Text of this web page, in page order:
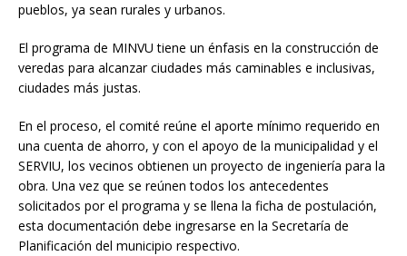
pueblos, ya sean rurales y urbanos.
El programa de MINVU tiene un énfasis en la construcción de
veredas para alcanzar ciudades más caminables e inclusivas,
ciudades más justas.
En el proceso, el comité reúne el aporte mínimo requerido en
una cuenta de ahorro, y con el apoyo de la municipalidad y el
SERVIU, los vecinos obtienen un proyecto de ingeniería para la
obra. Una vez que se reúnen todos los antecedentes
solicitados por el programa y se llena la ficha de postulación,
esta documentación debe ingresarse en la Secretaría de
Planificación del municipio respectivo.